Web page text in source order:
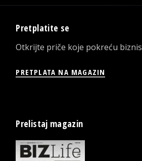
Pretplatite se
Otkrijte priče koje pokreću biznis
PRETPLATA NA MAGAZIN
Prelistaj magazin